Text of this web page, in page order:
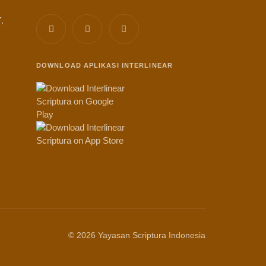
DOWNLOAD APLIKASI INTERLINEAR
© 2026 Yayasan Scriptura Indonesia